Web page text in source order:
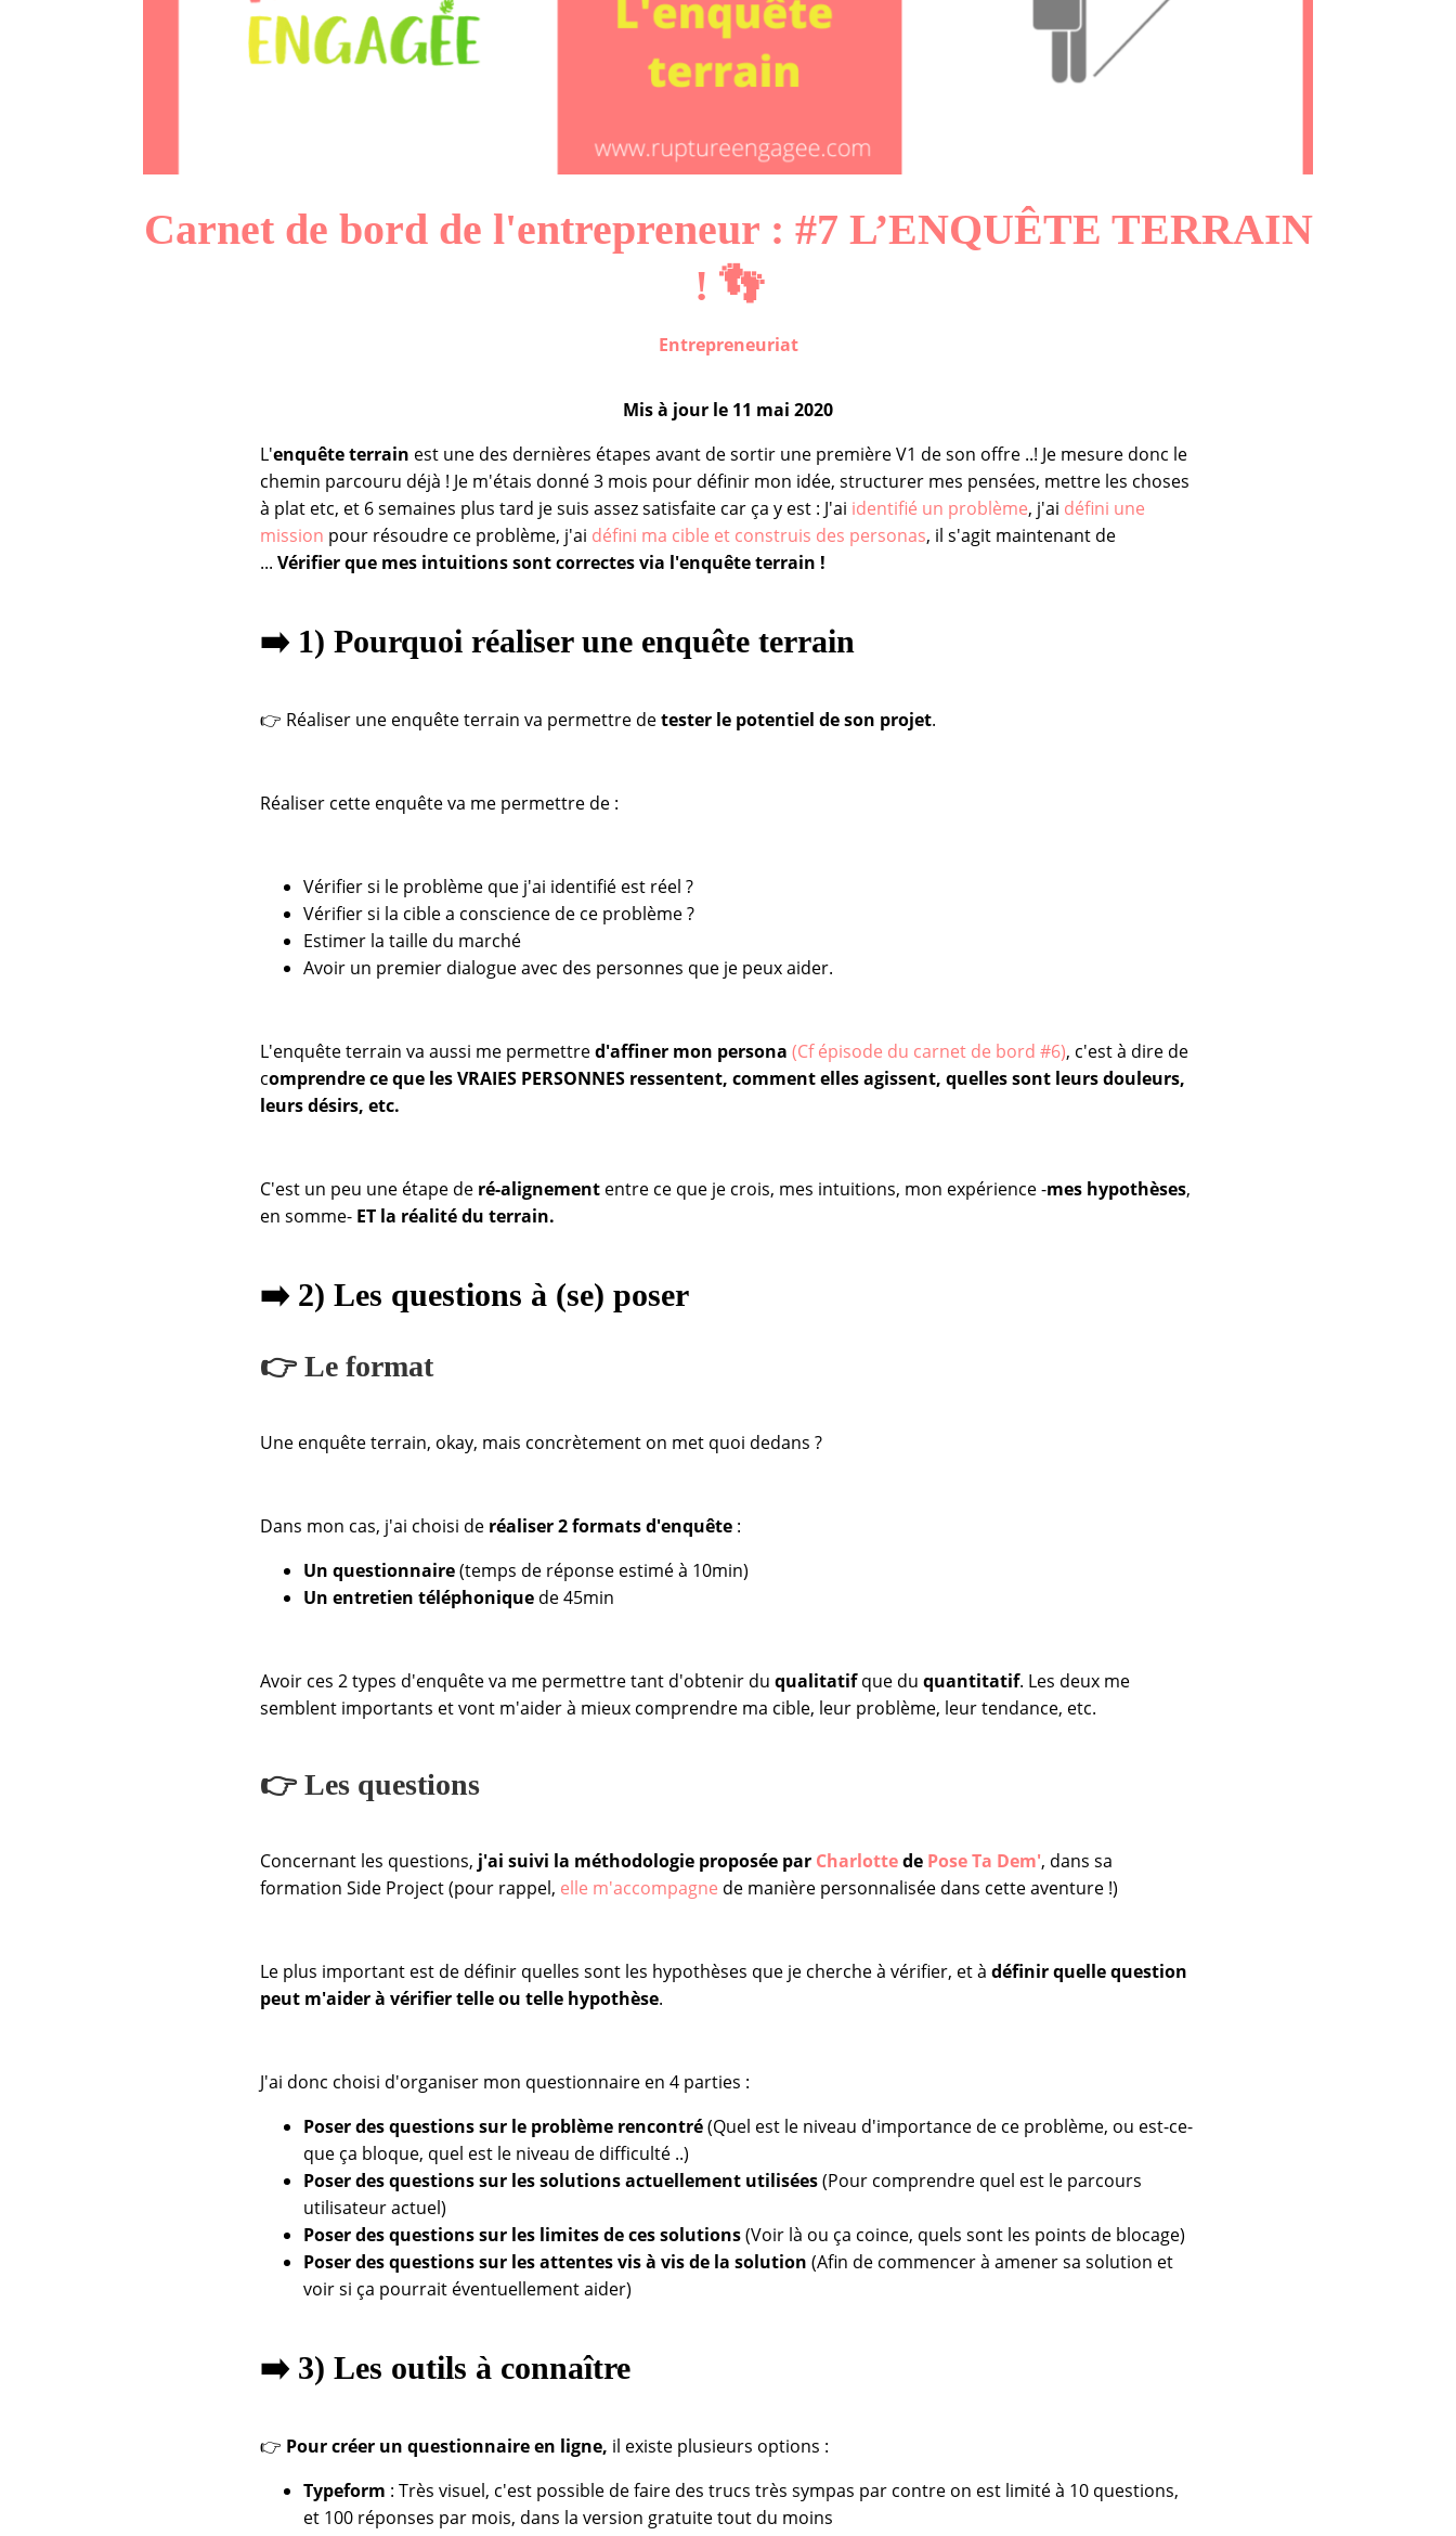
Carnet de bord de l'entrepreneur : #7 L’ENQUÊTE TERRAIN
! 👣
Entrepreneuriat
Mis à jour le 11 mai 2020
L'enquête terrain est une des dernières étapes avant de sortir une première V1 de son offre ..! Je mesure donc le
chemin parcouru déjà ! Je m'étais donné 3 mois pour définir mon idée, structurer mes pensées, mettre les choses
à plat etc, et 6 semaines plus tard je suis assez satisfaite car ça y est : J'ai identifié un problème, j'ai défini une
mission pour résoudre ce problème, j'ai défini ma cible et construis des personas, il s'agit maintenant de
... Vérifier que mes intuitions sont correctes via l'enquête terrain !
➡️ 1) Pourquoi réaliser une enquête terrain
👉 Réaliser une enquête terrain va permettre detester le potentiel de son projet.
Réaliser cette enquête va me permettre de :
Vérifier si le problème que j'ai identifié est réel ?
Vérifier si la cible a conscience de ce problème ?
Estimer la taille du marché
Avoir un premier dialogue avec des personnes que je peux aider.
L'enquête terrain va aussi me permettred'affiner mon persona (Cf épisode du carnet de bord #6), c'est à dire de
comprendre ce que les VRAIES PERSONNES ressentent, comment elles agissent, quelles sont leurs douleurs,
leurs désirs, etc.
C'est un peu une étape de ré-alignement entre ce que je crois, mes intuitions, mon expérience -mes hypothèses,
en somme- ET la réalité du terrain.
➡️ 2) Les questions à (se) poser
👉 Le format
Une enquête terrain, okay, mais concrètement on met quoi dedans ?
Dans mon cas, j'ai choisi de réaliser 2 formats d'enquête :
Un questionnaire(temps de réponse estimé à 10min)
Un entretien téléphonique de 45min
Avoir ces 2 types d'enquête va me permettre tant d'obtenir du qualitatifque du quantitatif. Les deux me
semblent importants et vont m'aider à mieux comprendre ma cible, leur problème, leur tendance, etc.
👉 Les questions
Concernant les questions, j'ai suivi la méthodologie proposée par Charlottede Pose Ta Dem', dans sa
formation Side Project (pour rappel, elle m'accompagne de manière personnalisée dans cette aventure !)
Le plus important est de définir quelles sont les hypothèses que je cherche à vérifier, et à définir quelle question
peut m'aider à vérifier telle ou telle hypothèse.
J'ai donc choisi d'organiser mon questionnaire en 4 parties :
Poser des questions sur le problème rencontré(Quel est le niveau d'importance de ce problème, ou est-ce-
que ça bloque, quel est le niveau de difficulté ..)
Poser des questions sur les solutions actuellement utilisées(Pour comprendre quel est le parcours
utilisateur actuel)
Poser des questions sur les limites de ces solutions(Voir là ou ça coince, quels sont les points de blocage)
Poser des questions sur les attentes vis à vis de la solution (Afin de commencer à amener sa solution et
voir si ça pourrait éventuellement aider)
➡️ 3) Les outils à connaître
👉 Pour créer un questionnaire en ligne, il existe plusieurs options :
Typeform : Très visuel, c'est possible de faire des trucs très sympas par contre on est limité à 10 questions,
et 100 réponses par mois, dans la version gratuite tout du moins